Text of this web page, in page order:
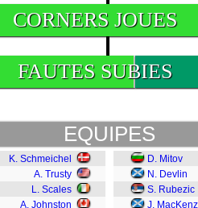
CORNERS JOUES
FAUTES SUBIES
EQUIPES
K. Schmeichel
A. Trusty
L. Scales
A. Johnston
D. Mitov
N. Devlin
S. Rubezic
J.